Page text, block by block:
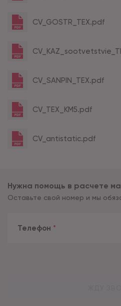
CV_GOSTR_TEX.pdf
CV_SANPIN_TEX.pdf
CV_TEX_KM5.pdf
CV_antistatic.pdf
Нужна помощь в расчете
Оставьте свой номер и мы
Телефон *